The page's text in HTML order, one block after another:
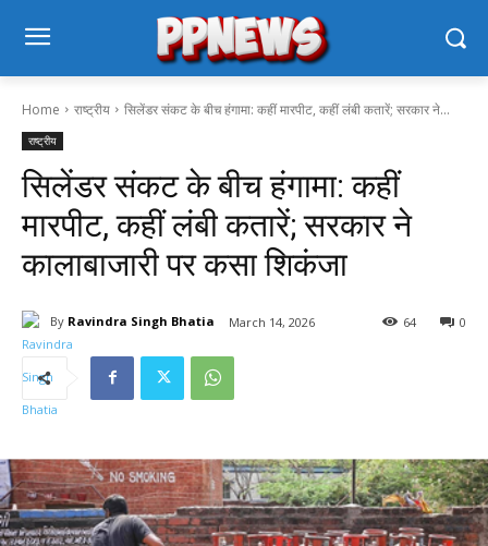
Home राष्ट्रीय सिलेंडर संकट के बीच हंगामा: कहीं मारपीट, कहीं लंबी कतारें; सरकार ने...
राष्ट्रीय
सिलेंडर संकट के बीच हंगामा: कहीं
मारपीट, कहीं लंबी कतारें; सरकार ने
कालाबाजारी पर कसा शिकंजा
By Ravindra Singh Bhatia March 14, 2026 0
64